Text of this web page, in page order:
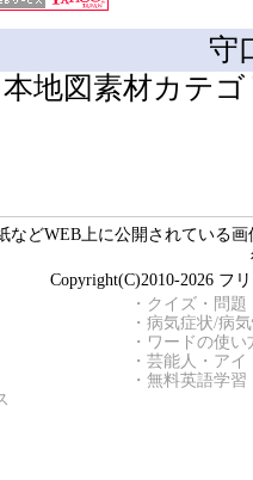
守
本地図素材カテ
どWEB上に公開されている
Copyright(C)2010-2026 フ
・ クイズ・問題
・ 病気症状/病
・ ワードの使い
・ 芸能人・アイ
・ 無料英語学習